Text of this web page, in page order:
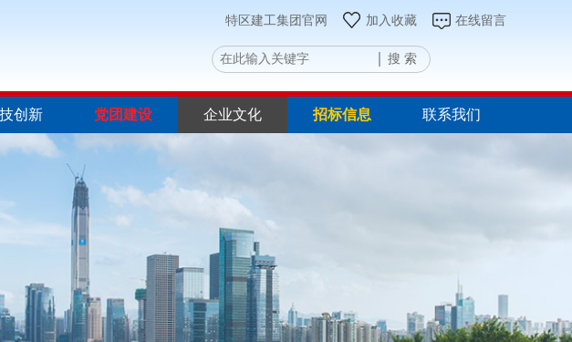
特区建工集团官网 加入收藏 在线留言
搜 索
创新 党团建设 企业文化 招标信息 联系我们